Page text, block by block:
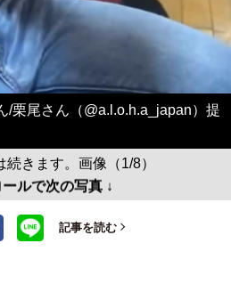
/栗尾さん（@a.l.o.h.a_japan）提
続きます。画像（1/8）
ールで次の写真 ↓
記事を読む